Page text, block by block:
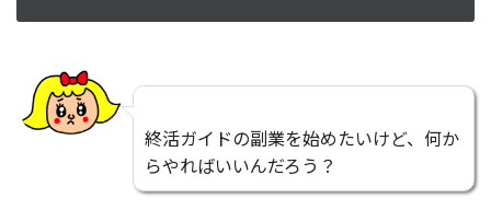
終活ガイドの副業を始めたいけど、何か
らやればいいんだろう？